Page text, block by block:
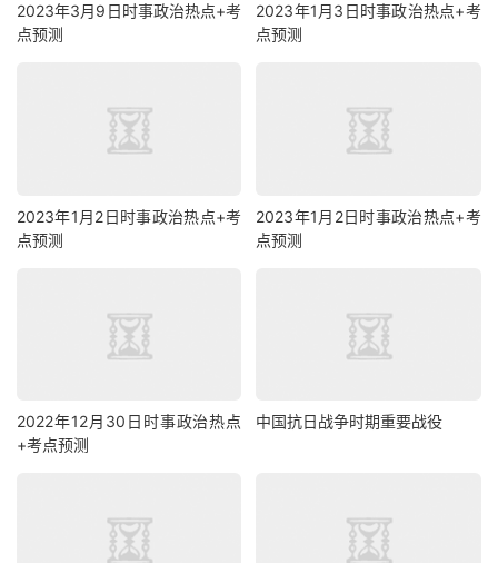
2023年3月9日时事政治热点+考
点预测
2023年1月3日时事政治热点+考
点预测
2023年1月2日时事政治热点+考
点预测
2023年1月2日时事政治热点+考
点预测
2022年12月30日时事政治热点
+考点预测
中国抗日战争时期重要战役